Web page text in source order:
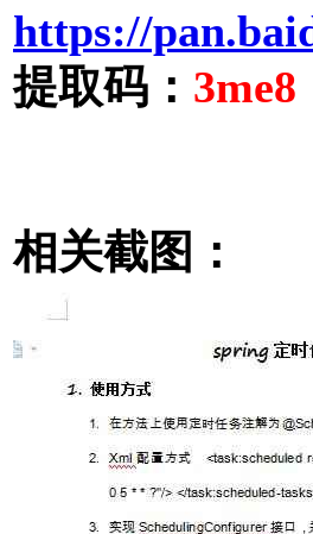
https://
提取码： 3me8
相关截图：